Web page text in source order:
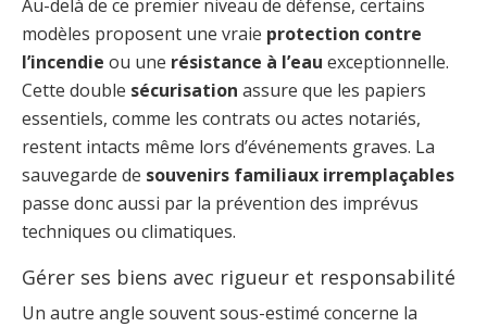
Au-delà de ce premier niveau de défense, certains
modèles proposent une vraie protection contre
l’incendie ou une résistance à l’eau exceptionnelle.
Cette double sécurisation assure que les papiers
essentiels, comme les contrats ou actes notariés,
restent intacts même lors d’événements graves. La
sauvegarde de souvenirs familiaux irremplaçables
passe donc aussi par la prévention des imprévus
techniques ou climatiques.
Gérer ses biens avec rigueur et responsabilité
Un autre angle souvent sous-estimé concerne la